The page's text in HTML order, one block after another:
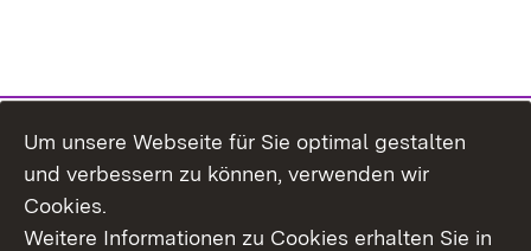
Um unsere Webseite für Sie optimal gestalten
und verbessern zu können, verwenden wir
Cookies.
Weitere Informationen zu Cookies erhalten Sie in